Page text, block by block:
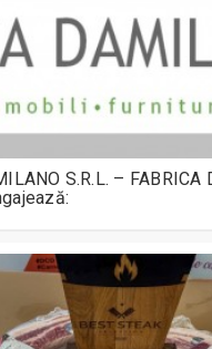
S.R.L. – FABRICA